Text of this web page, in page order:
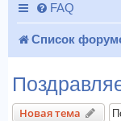
FAQ
Список
Новая тема